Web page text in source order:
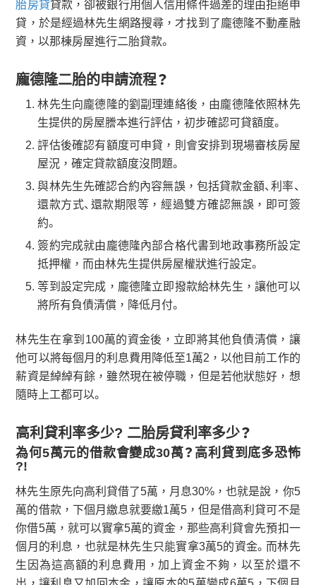
胎房貸貸款，卻被銀行用個人信用條件過差的理由拒絕申
貸，於是經過林先生網路搜尋，才找到了龐德隆不動產融
資，以那棟房屋進行二胎貸款。
龐德隆二胎的申請流程？
林先生向龐德隆的劉副理連絡後，由龐德隆依照林先
生提供的房屋謄本進行評估，初步確認可貸額度。
評估後確認有額度可申貸，則會安排到現場審核房屋
屋況，確定貸款額度沒問題。
與林先生先確認合約內容無誤，包括貸款金額、利率、
還款方式、還款期限等，經過雙方確認無誤，即可簽
約。
簽約完成就由龐德隆內部合格代書到地政事務所設定
抵押權，而由林先生提供房屋權狀進行設定。
等到設定完成，龐德隆立即撥款給林先生，讓他可以
將所有負債清償，降低月付。
林先生在拿到100萬的資金後，立即將其他負債清償，讓
他可以將每個月的利息費用降低至1萬2，以他目前工作的
薪資是綽綽有餘，雖然現在被停職，但是若他狀態好，想
隨時上工都可以。
高利貸利率多少? 二胎房貸利率多少？
為何5萬元的借款會變成30萬？高利貸到底多恐怖
?!
林先生原先向高利貸借了5萬，月息30%，也就是說，你5
萬的借款，下個月繳息就要繳1萬5，但是借高利貸可不是
你借5萬，就可以實拿5萬的資金，那些高利貸會先預扣一
個月的利息，也就是林先生只能實拿3萬5的資金。而林先
生因為這高額的利息費用，加上資金不夠，以至於還不